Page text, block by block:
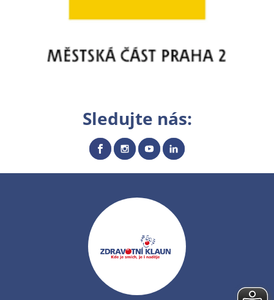
Sledujte nás: